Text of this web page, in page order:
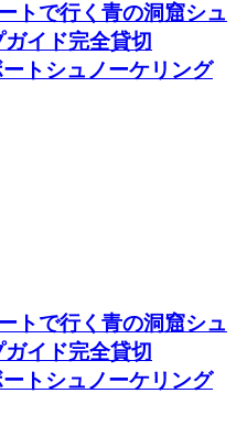
トで行く青の洞窟シュ
イド完全貸切
ートシュノーケリング
トで行く青の洞窟シュ
イド完全貸切
ートシュノーケリング